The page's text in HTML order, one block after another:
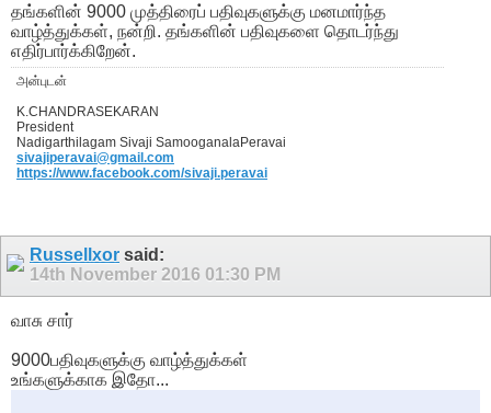
தங்களின் 9000 முத்திரைப் பதிவுகளுக்கு மனமார்ந்த
வாழ்த்துக்கள், நன்றி. தங்களின் பதிவுகளை தொடர்ந்து
எதிர்பார்க்கிறேன்.
அன்புடன்
K.CHANDRASEKARAN
President
Nadigarthilagam Sivaji SamooganalaPeravai
sivajiperavai@gmail.com
https://www.facebook.com/sivaji.peravai
Russellxor said:
14th November 2016 01:30 PM
வாசு சார்
9000பதிவுகளுக்கு வாழ்த்துக்கள்
உங்களுக்காக இதோ...